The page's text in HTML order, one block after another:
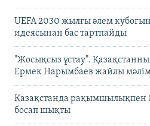
UEFA 2030 жылғы әлем
идеясынан бас тартпайды
"Жосықсыз ұстау".
Ермек Нарымбаев жайлы
Қазақстанда рақымшылықпен
босап шықты